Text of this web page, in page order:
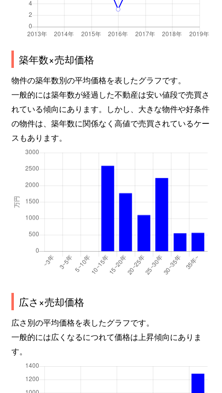
築年数×売却価格
物件の築年数別の平均価格を表したグラフです。
一般的には築年数が経過した不動産は安い値段で売買さ
れている傾向にあります。しかし、大きな物件や好条件
の物件は、築年数に関係なく高値で売買されているケー
スもあります。
広さ×売却価格
広さ別の平均価格を表したグラフです。
一般的には広くなるにつれて価格は上昇傾向にありま
す。